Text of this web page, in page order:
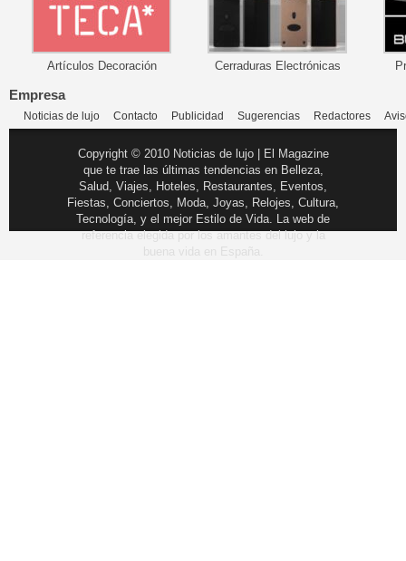
Artículos Decoración Cerraduras Electrónicas
Empresa
Noticias de lujo Contacto Publicidad Sugerencias Redactores
Copyright © 2010 Noticias de lujo | El Magazine
que te trae las últimas tendencias en Belleza,
Salud, Viajes, Hoteles, Restaurantes, Eventos,
Fiestas, Conciertos, Moda, Joyas, Relojes, Cultura,
Tecnología, y el mejor Estilo de Vida. La web de
referencia elegida por los amantes del lujo y la